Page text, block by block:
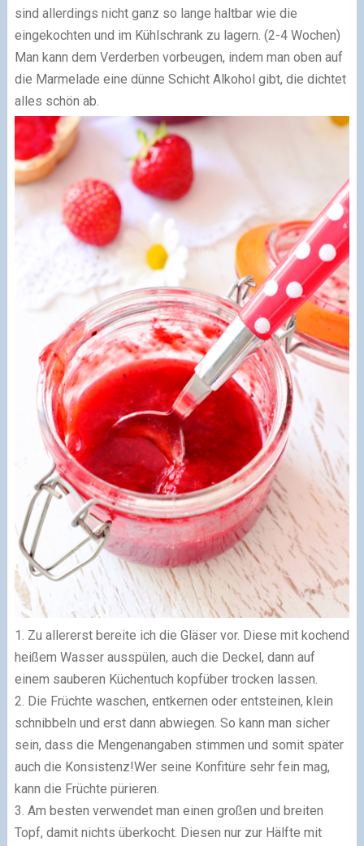
sind allerdings nicht ganz so lange haltbar wie die
eingekochten und im Kühlschrank zu lagern. (2-4 Wochen)
Man kann dem Verderben vorbeugen, indem man oben auf
die Marmelade eine dünne Schicht Alkohol gibt, die dichtet
alles schön ab.
1. Zu allererst bereite ich die Gläser vor. Diese mit kochend
heißem Wasser ausspülen, auch die Deckel, dann auf
einem sauberen Küchentuch kopfüber trocken lassen.
2. Die Früchte waschen, entkernen oder entsteinen, klein
schnibbeln und erst dann abwiegen. So kann man sicher
sein, dass die Mengenangaben stimmen und somit später
auch die Konsistenz!Wer seine Konfitüre sehr fein mag,
kann die Früchte pürieren.
3. Am besten verwendet man einen großen und breiten
Topf, damit nichts überkocht. Diesen nur zur Hälfte mit